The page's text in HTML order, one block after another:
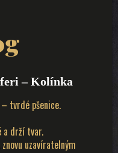
– Kolínka
tvrdé pšenice.
a drží tvar.
uzavíratelným